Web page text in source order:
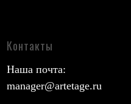
Контакты
Наша почта:
manager@artetage.ru